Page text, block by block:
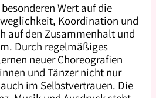
Wert auf die
Koordination und
auf den Zusammenhalt und
Durch regelmäßiges
neuer Choreografien
und Tänzer nicht nur
im Selbstvertrauen. Die